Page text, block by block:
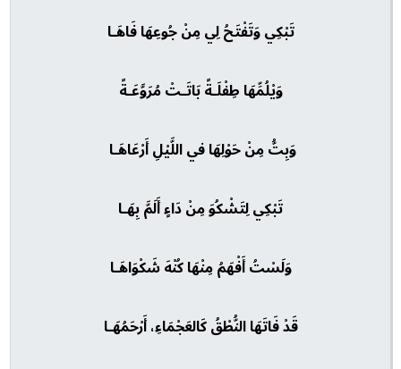
تَبْكِي وَتَفْتَحُ لِي مِنْ جُوعِهَا فَاهَـا
وَيْلُمِّهَا طِفْلَـةً بَاتَـتْ مُرَوَّعَـةً
وَبِتُّ مِنْ حَوْلِهَا في اللَّيْلِ أَرْعَاهَـا
تَبْكِي لِتَشْكُوَ مِنْ دَاءٍ أَلَمَّ بِهَـا
وَلَسْتُ أَفْهَمُ مِنْهَا كُنْهَ شَكْوَاهَـا
قَدْ فَاتَهَا النُّطْقُ كَالعَجْمَاءِ، أَرْحَمُهَـا